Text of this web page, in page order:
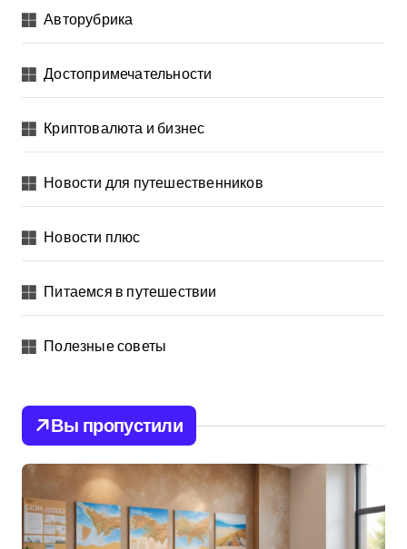
Авторубрика
Достопримечательности
Криптовалюта и бизнес
Новости для путешественников
Новости плюс
Питаемся в путешествии
Полезные советы
Вы пропустили